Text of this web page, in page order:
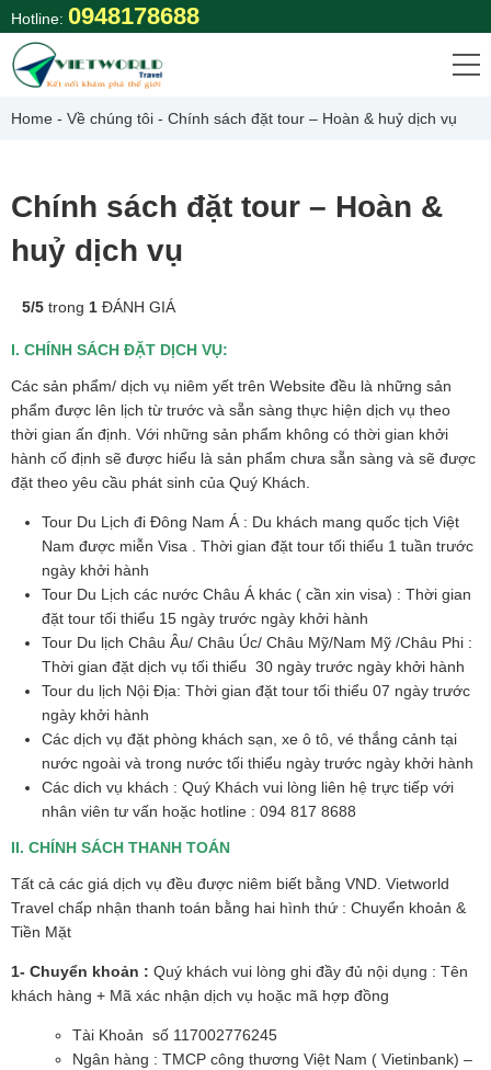
Skip
to
content
Hotline: 0948178688
Home - Về chúng tôi - Chính sách đặt tour – Hoàn & huỷ dịch vụ
Chính sách đặt tour – Hoàn &
huỷ dịch vụ
5/5 trong 1 ĐÁNH GIÁ
I. CHÍNH SÁCH ĐẶT DỊCH VỤ:
Các sản phẩm/ dịch vụ niêm yết trên Website đều là những sản
phẩm được lên lịch từ trước và sẵn sàng thực hiện dịch vụ theo
thời gian ấn định. Với những sản phẩm không có thời gian khởi
hành cố định sẽ được hiểu là sản phẩm chưa sẵn sàng và sẽ được
đặt theo yêu cầu phát sinh của Quý Khách.
Tour Du Lịch đi Đông Nam Á : Du khách mang quốc tịch Việt
Nam được miễn Visa . Thời gian đặt tour tối thiểu 1 tuần trước
ngày khởi hành
Tour Du Lịch các nước Châu Á khác ( cần xin visa) : Thời gian
đặt tour tối thiểu 15 ngày trước ngày khởi hành
Tour Du lịch Châu Âu/ Châu Úc/ Châu Mỹ/Nam Mỹ /Châu Phi :
Thời gian đặt dịch vụ tối thiểu 30 ngày trước ngày khởi hành
Tour du lịch Nội Địa: Thời gian đặt tour tối thiểu 07 ngày trước
ngày khởi hành
Các dịch vụ đặt phòng khách sạn, xe ô tô, vé thắng cảnh tại
nước ngoài và trong nước tối thiểu ngày trước ngày khởi hành
Các dich vụ khách : Quý Khách vui lòng liên hệ trực tiếp với
nhân viên tư vấn hoặc hotline : 094 817 8688
II. CHÍNH SÁCH THANH TOÁN
Tất cả các giá dịch vụ đều được niêm biết bằng VND. Vietworld
Travel chấp nhận thanh toán bằng hai hình thứ : Chuyển khoản &
Tiền Mặt
1- Chuyển khoản : Quý khách vui lòng ghi đầy đủ nội dụng : Tên
khách hàng + Mã xác nhận dịch vụ hoặc mã hợp đồng
Tài Khoản số 117002776245
Ngân hàng : TMCP công thương Việt Nam ( Vietinbank) –